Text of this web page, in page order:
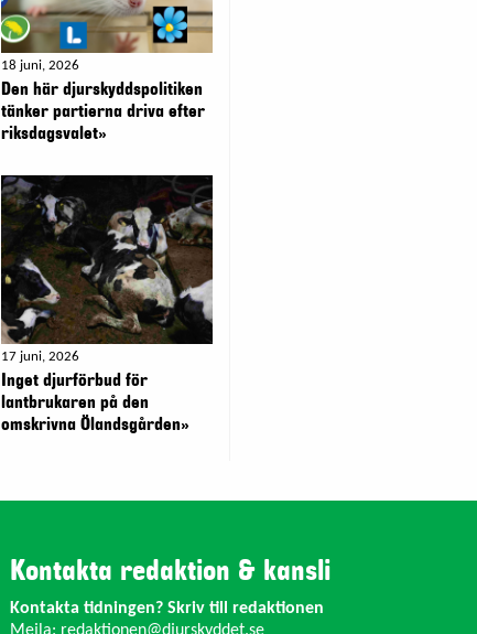
18 juni, 2026
Den här djurskyddspolitiken
tänker partierna driva efter
riksdagsvalet»
17 juni, 2026
Inget djurförbud för
lantbrukaren på den
omskrivna Ölandsgården»
Kontakta redaktion & kansli
Kontakta tidningen? Skriv till redaktionen